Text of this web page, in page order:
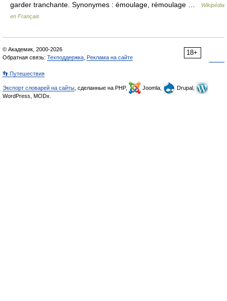
garder tranchante. Synonymes : émoulage, rémoulage …
Wikipédia
en Français
18+
© Академик, 2000-2026
Обратная связь: Техподдержка Реклама на сайте
👣 Путешествия
Экспорт словарей на сайты , сделанные на PHP, Joomla,
Drupal,
WordPress, MODx.